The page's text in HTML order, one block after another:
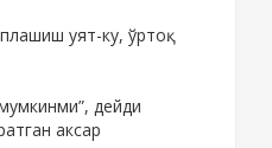
уят-ку, ўртоқ.
дейди
аксар